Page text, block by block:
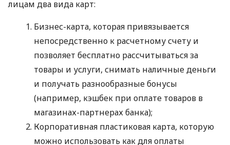
лицам два вида карт:
Бизнес-карта, которая привязывается
непосредственно к расчетному счету и
позволяет бесплатно рассчитываться за
товары и услуги, снимать наличные деньги
и получать разнообразные бонусы
(например, кэшбек при оплате товаров в
магазинах-партнерах банка);
Корпоративная пластиковая карта, которую
можно использовать как для оплаты